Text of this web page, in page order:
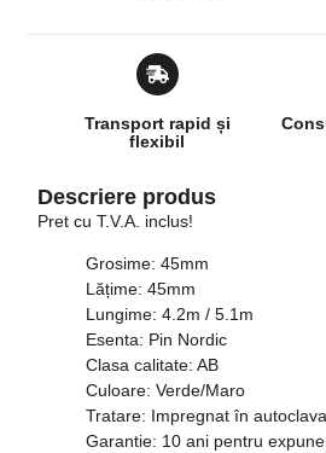
Transport rapid și
flexibil
Descriere produs
Pret cu T.V.A. inclus!
Grosime: 45mm
Lățime: 45mm
Lungime: 4.2m / 5.1m
Esenta: Pin Nordic
Clasa calitate: AB
Culoare: Verde/Maro
Tratare: Impregnat în
Garantie: 10 ani pentru